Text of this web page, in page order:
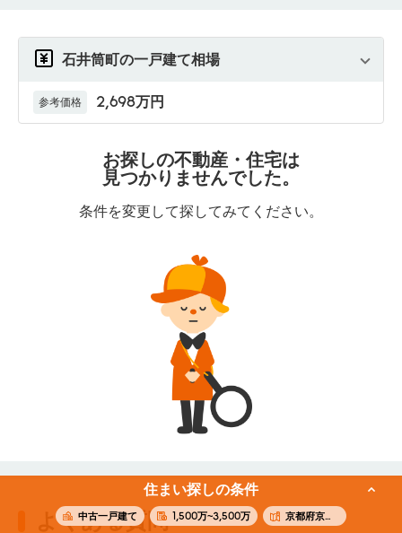
住まい探しの条件
中古一戸建て 1,500万~3,500万 京都府京都市下京区石井筒町
石井筒町の一戸建て相場
参考価格 2,698万円
お探しの不動産・住宅は
見つかりませんでした。
条件を変更して探してみてください。
よくある質問